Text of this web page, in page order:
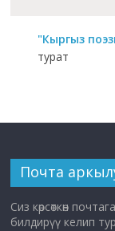
"Кыргыз
турат
Почта
Сиз көрсөткөн
билдирүү келип